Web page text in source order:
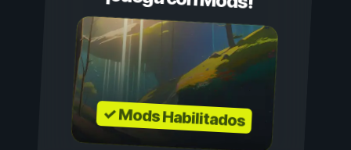
✓ Mods Habilitados